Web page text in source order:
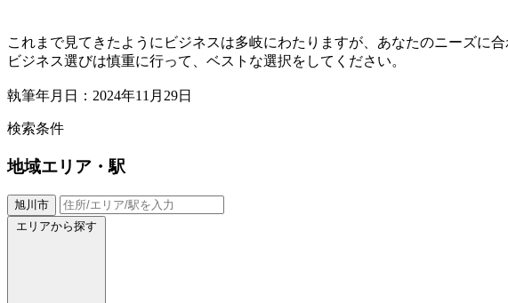
これまで見てきたようにビジネスは多岐にわたりますが、あなたのニーズに合
ビジネス選びは慎重に行って、ベストな選択をしてください。
執筆年月日：2024年11月29日
検索条件
地域エリア・駅
旭川市
エリアから探す